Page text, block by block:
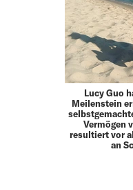
Lucy Guo
Meilenstein
Vermögen
resultiert vor
an